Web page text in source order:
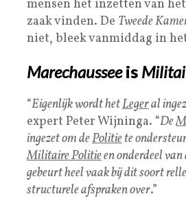
mensen het inzetten van het
zaak vinden. De Tweede
niet, bleek vanmiddag in
Marechausseeis
“Eigenlijk wordt hetLegeral
expert Peter Wijninga. “De
ingezet om dePolitiete
Militaire Politieen onderdeel van
gebeurt heel vaak bij dit soort
structurele afspraken over.”